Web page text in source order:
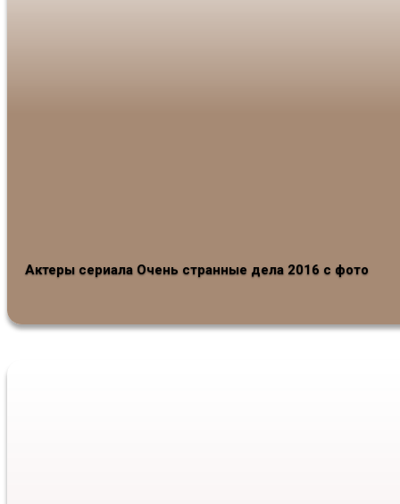
Актеры сериала Очень странные дела 2016 с фото